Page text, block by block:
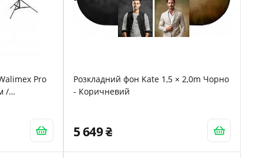
Pro
/
Розкладний фон Kate 1,5 × 2,0m Чорно
- Коричневий
5 649